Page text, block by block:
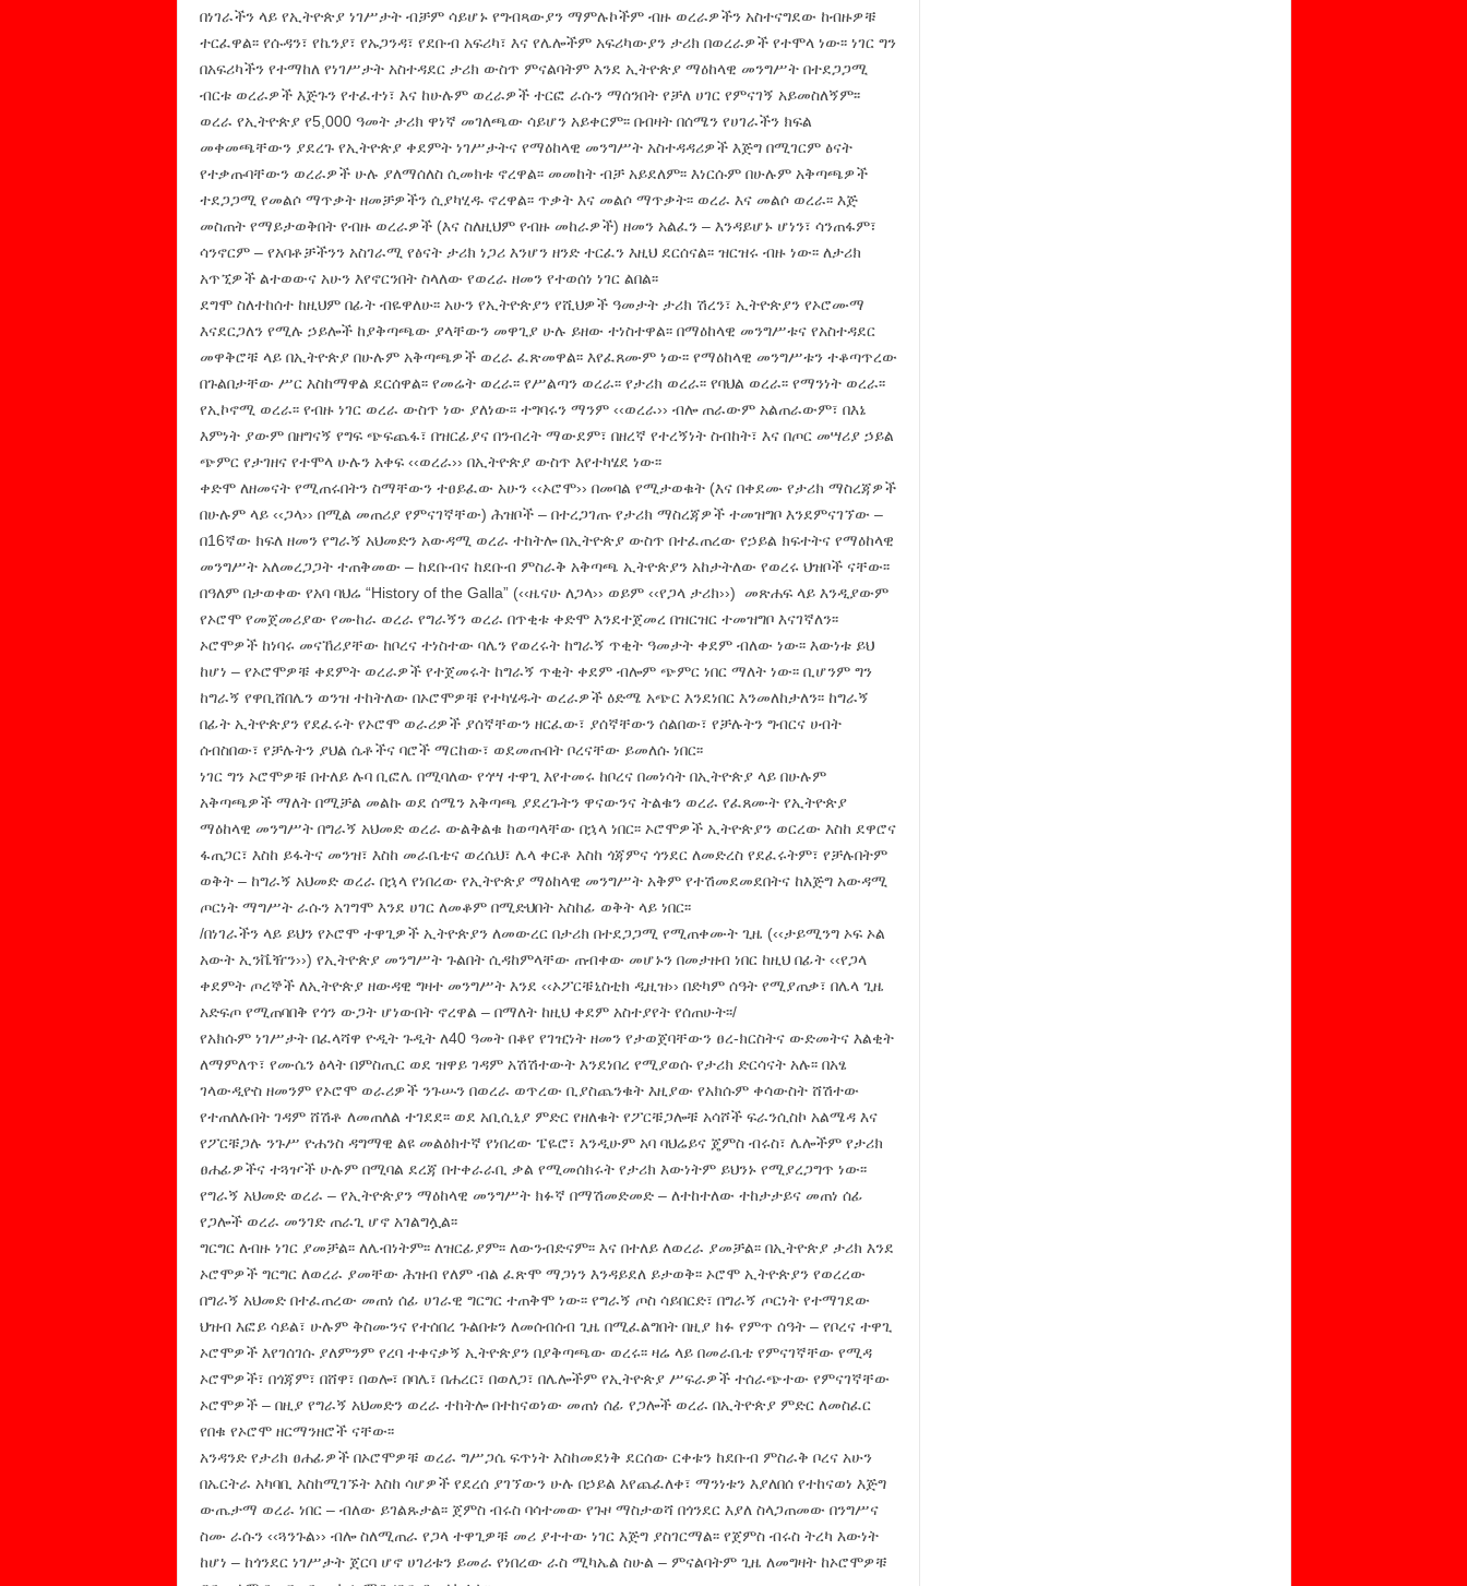
በነገራችን ላይ የኢትዮጵያ ነገሥታት ብቻም ሳይሆኑ የግብጻውያን ማምሉኮችም ብዙ ወረራዎችን አስተናግደው ከብዙዎቹ
ተርፈዋል፡፡ የሱዳን፣ የኬንያ፣ የኡጋንዳ፣ የደቡብ አፍሪካ፣ እና የሌሎችም አፍሪካውያን ታሪክ በወረራዎች የተሞላ ነው፡፡ ነገር ግን
በአፍሪካችን የተማከለ የነገሥታት አስተዳደር ታሪክ ውስጥ ምናልባትም እንደ ኢትዮጵያ ማዕከላዊ መንግሥት በተደጋጋሚ
ብርቱ ወረራዎች እጅጉን የተፈተነ፣ እና ከሁሉም ወረራዎች ተርፎ ራሱን ማሰንበት የቻለ ሀገር የምናገኝ አይመስለኝም፡፡
ወረራ የኢትዮጵያ የ5,000 ዓመት ታሪክ ዋነኛ መገለጫው ሳይሆን አይቀርም፡፡ በብዛት በሰሜን የሀገራችን ክፍል
መቀመጫቸውን ያደረጉ የኢትዮጵያ ቀደምት ነገሥታትና የማዕከላዊ መንግሥት አስተዳዳሪዎች እጅግ በሚገርም ፅናት
የተቃጡባቸውን ወረራዎች ሁሉ ያለማሰለስ ሲመክቱ ኖረዋል፡፡ መመከት ብቻ አይደለም፡፡ እነርሱም በሁሉም አቅጣጫዎች
ተደጋጋሚ የመልሶ ማጥቃት ዘመቻዎችን ሲያካሂዱ ኖረዋል፡፡ ጥቃት እና መልሶ ማጥቃት፡፡ ወረራ እና መልሶ ወረራ፡፡ እጅ
መስጠት የማይታወቅበት የብዙ ወረራዎች (እና ስለዚህም የብዙ መከራዎች) ዘመን አልፈን – እንዳይሆኑ ሆነን፣ ሳንጠፋም፣
ሳንኖርም – የአባቶቻችንን አስገራሚ የፅናት ታሪክ ነጋሪ እንሆን ዘንድ ተርፈን እዚህ ደርሰናል፡፡ ዝርዝሩ ብዙ ነው፡፡ ለታሪክ
አጥኚዎች ልተወውና አሁን እየኖርንበት ስላለው የወረራ ዘመን የተወሰነ ነገር ልበል፡፡
ደግሞ ስለተከሰተ ከዚህም በፊት ብዬዋለሁ፡፡ አሁን የኢትዮጵያን የሺህዎች ዓመታት ታሪክ ሽረን፣ ኢትዮጵያን የኦሮሙማ
እናደርጋለን የሚሉ ኃይሎች ከያቅጣጫው ያላቸውን መዋጊያ ሁሉ ይዘው ተነስተዋል፡፡ በማዕከላዊ መንግሥቱና የአስተዳደር
መዋቅሮቹ ላይ በኢትዮጵያ በሁሉም አቅጣጫዎች ወረራ ፈጽመዋል፡፡ እየፈጸሙም ነው፡፡ የማዕከላዊ መንግሥቱን ተቆጣጥረው
በጉልበታቸው ሥር እስከማዋል ደርሰዋል፡፡ የመሬት ወረራ፡፡ የሥልጣን ወረራ፡፡ የታሪክ ወረራ፡፡ የባህል ወረራ፡፡ የማንነት ወረራ፡፡
የኢኮኖሚ ወረራ፡፡ የብዙ ነገር ወረራ ውስጥ ነው ያለነው፡፡ ተግባሩን ማንም ‹‹ወረራ›› ብሎ ጠራውም አልጠራውም፣ በእኔ
እምነት ያውም በዘግናኝ የግፍ ጭፍጨፋ፣ በዝርፊያና በንብረት ማውደም፣ በዘረኛ የተረኝነት ስብከት፣ እና በጦር መሣሪያ ኃይል
ጭምር የታገዘና የተሞላ ሁሉን አቀፍ ‹‹ወረራ›› በኢትዮጵያ ውስጥ እየተካሄደ ነው፡፡
ቀድሞ ለዘመናት የሚጠሩበትን ስማቸውን ተፀይፈው አሁን ‹‹ኦሮሞ›› በመባል የሚታወቁት (እና በቀደሙ የታሪክ ማስረጃዎች
በሁሉም ላይ ‹‹ጋላ›› በሚል መጠሪያ የምናገኛቸው) ሕዝቦች – በተረጋገጡ የታሪክ ማስረጃዎች ተመዝግቦ እንደምናገኘው –
በ16ኛው ክፍለ ዘመን የግራኝ አህመድን አውዳሚ ወረራ ተከትሎ በኢትዮጵያ ውስጥ በተፈጠረው የኃይል ክፍተትና የማዕከላዊ
መንግሥት አለመረጋጋት ተጠቅመው – ከደቡብና ከደቡብ ምስራቅ አቅጣጫ ኢትዮጵያን አከታትለው የወረሩ ህዝቦች ናቸው፡፡
በዓለም በታወቀው የአባ ባህሬ “History of the Galla” (‹‹ዜናሁ ለጋላ›› ወይም ‹‹የጋላ ታሪክ››) መጽሐፍ ላይ እንዲያውም
የኦሮሞ የመጀመሪያው የሙከራ ወረራ የግራኝን ወረራ በጥቂቱ ቀድሞ እንደተጀመረ በዝርዝር ተመዝግቦ እናገኛለን፡፡
ኦሮሞዎች ከነባሩ መናኸሪያቸው ከቦረና ተነስተው ባሌን የወረሩት ከግራኝ ጥቂት ዓመታት ቀደም ብለው ነው፡፡ እውነቱ ይህ
ከሆነ – የኦሮሞዎቹ ቀደምት ወረራዎች የተጀመሩት ከግራኝ ጥቂት ቀደም ብሎም ጭምር ነበር ማለት ነው፡፡ ቢሆንም ግን
ከግራኝ የዋቢሸበሌን ወንዝ ተከትለው በኦሮሞዎቹ የተካሄዱት ወረራዎች ዕድሜ አጭር እንደነበር እንመለከታለን፡፡ ከግራኝ
በፊት ኢትዮጵያን የደፈሩት የኦሮሞ ወራሪዎች ያሰኛቸውን ዘርፈው፣ ያሰኛቸውን ሰልበው፣ የቻሉትን ግብርና ሀብት
ሰብስበው፣ የቻሉትን ያህል ሴቶችና ባሮች ማርከው፣ ወደመጡበት ቦረናቸው ይመለሱ ነበር፡፡
ነገር ግን ኦሮሞዎቹ በተለይ ሉባ ቢፎሌ በሚባለው የጎሣ ተዋጊ እየተመሩ ከቦረና በመነሳት በኢትዮጵያ ላይ በሁሉም
አቅጣጫዎች ማለት በሚቻል መልኩ ወደ ሰሜን አቅጣጫ ያደረጉትን ዋናውንና ትልቁን ወረራ የፈጸሙት የኢትዮጵያ
ማዕከላዊ መንግሥት በግራኝ አህመድ ወረራ ውልቅልቁ ከወጣላቸው በኋላ ነበር፡፡ ኦሮሞዎች ኢትዮጵያን ወርረው እስከ ደዋሮና
ፋጠጋር፣ እስከ ይፋትና መንዝ፣ እስከ መራቤቴና ወረሴህ፣ ሌላ ቀርቶ እስከ ጎጃምና ጎንደር ለመድረስ የደፈሩትም፣ የቻሉበትም
ወቅት – ከግራኝ አህመድ ወረራ በኋላ የነበረው የኢትዮጵያ ማዕከላዊ መንግሥት አቅም የተሽመደመደበትና ከእጅግ አውዳሚ
ጦርነት ማግሥት ራሱን አገግሞ እንደ ሀገር ለመቆም በሚድህበት አስከፊ ወቅት ላይ ነበር፡፡
/በነገራችን ላይ ይህን የኦሮሞ ተዋጊዎች ኢትዮጵያን ለመውረር በታሪክ በተደጋጋሚ የሚጠቀሙት ጊዜ (‹‹ታይሚንግ ኦፍ ኦል
አውት ኢንቬዥን››) የኢትዮጵያ መንግሥት ጉልበት ሲዳከምላቸው ጠብቀው መሆኑን በመታዘብ ነበር ከዚህ በፊት ‹‹የጋላ
ቀደምት ጦረኞች ለኢትዮጵያ ዘውዳዊ ግዛተ መንግሥት እንደ ‹‹ኦፖርቹኒስቲክ ዲዚዝ›› በድካም ሰዓት የሚያጠቃ፣ በሌላ ጊዜ
አድፍጦ የሚጠባበቅ የጎን ውጋት ሆነውበት ኖረዋል – በማለት ከዚህ ቀደም አስተያየት የሰጠሁት፡፡/
የአክሱም ነገሥታት በፈላሻዋ ዮዲት ጉዲት ለ40 ዓመት በቆየ የገዢነት ዘመን የታወጀባቸውን ፀረ-ክርስትና ውድመትና እልቂት
ለማምለጥ፣ የሙሴን ፅላት በምስጢር ወደ ዝዋይ ገዳም አሽሽተውት እንደነበረ የሚያወሱ የታሪክ ድርሳናት አሉ፡፡ በአፄ
ገላውዲዮስ ዘመንም የኦሮሞ ወራሪዎች ንጉሡን በወረራ ወጥረው ቢያስጨንቁት እዚያው የአክሱም ቀሳውስት ሸሽተው
የተጠለሉበት ገዳም ሸሽቶ ለመጠለል ተገደደ፡፡ ወደ አቢሲኒያ ምድር የዘለቁት የፖርቹጋሎቹ አሳሾች ፍራንሲስኮ አልሜዳ እና
የፖርቹጋሉ ንጉሥ ዮሐንስ ዳግማዊ ልዩ መልዕክተኛ የነበረው ፔዬሮ፣ እንዲሁም አባ ባህሬይና ጄምስ ብሩስ፣ ሌሎችም የታሪክ
ፀሐፊዎችና ተጓዦች ሁሉም በሚባል ደረጃ በተቀራራቢ ቃል የሚመሰክሩት የታሪክ እውነትም ይህንኑ የሚያረጋግጥ ነው፡፡
የግራኝ አህመድ ወረራ – የኢትዮጵያን ማዕከላዊ መንግሥት ክፉኛ በማሽመድመድ – ለተከተለው ተከታታይና መጠነ ሰፊ
የጋሎች ወረራ መንገድ ጠራጊ ሆኖ አገልግሏል፡፡
ግርግር ለብዙ ነገር ያመቻል፡፡ ለሌብነትም፡፡ ለዝርፊያም፡፡ ለውንብድናም፡፡ እና በተለይ ለወረራ ያመቻል፡፡ በኢትዮጵያ ታሪክ እንደ
ኦሮሞዎች ግርግር ለወረራ ያመቸው ሕዝብ የለም ብል ፈጽሞ ማጋነን እንዳይደለ ይታወቅ፡፡ ኦሮሞ ኢትዮጵያን የወረረው
በግራኝ አህመድ በተፈጠረው መጠነ ሰፊ ሀገራዊ ግርግር ተጠቅሞ ነው፡፡ የግራኝ ጦስ ሳይበርድ፣ በግራኝ ጦርነት የተማገደው
ህዝብ እፎይ ሳይል፣ ሁሉም ቅስሙንና የተሰበረ ጉልበቱን ለመሰብሰብ ጊዜ በሚፈልግበት በዚያ ክፉ የምጥ ሰዓት – የቦረና ተዋጊ
ኦሮሞዎች እየገሰገሱ ያለምንም የረባ ተቀናቃኝ ኢትዮጵያን በያቅጣጫው ወረሩ፡፡ ዛሬ ላይ በመራቤቴ የምናገኛቸው የሚዳ
ኦሮሞዎች፣ በጎጃም፣ በሸዋ፣ በወሎ፣ በባሌ፣ በሐረር፣ በወለጋ፣ በሌሎችም የኢትዮጵያ ሥፍራዎች ተሰራጭተው የምናገኛቸው
ኦሮሞዎች – በዚያ የግራኝ አህመድን ወረራ ተከትሎ በተከናወነው መጠነ ሰፊ የጋሎች ወረራ በኢትዮጵያ ምድር ለመስፈር
የበቁ የኦሮሞ ዘርማንዘሮች ናቸው፡፡
አንዳንድ የታሪክ ፀሐፊዎች በኦሮሞዎቹ ወረራ ግሥጋሴ ፍጥነት እስከመደነቅ ደርሰው ርቀቱን ከደቡብ ምስራቅ ቦረና አሁን
በኤርትራ አካባቢ እስከሚገኙት እስከ ሳሆዎች የደረሰ ያገኘውን ሁሉ በኃይል እየጨፈለቀ፣ ማንነቱን እያለበሰ የተከናወነ እጅግ
ውጤታማ ወረራ ነበር – ብለው ይገልጹታል፡፡ ጀምስ ብሩስ ባሳተመው የጉዞ ማስታወሻ በጎንደር እያለ ስላጋጠመው በንግሥና
ስሙ ራሱን ‹‹ጓንጉል›› ብሎ ስለሚጠራ የጋላ ተዋጊዎቹ መሪ ያተተው ነገር እጅግ ያስገርማል፡፡ የጀምስ ብሩስ ትረካ እውነት
ከሆነ – ከጎንደር ነገሥታት ጀርባ ሆኖ ሀገሪቱን ይመራ የነበረው ራስ ሚካኤል ስሁል – ምናልባትም ጊዜ ለመግዛት ከኦሮሞዎቹ